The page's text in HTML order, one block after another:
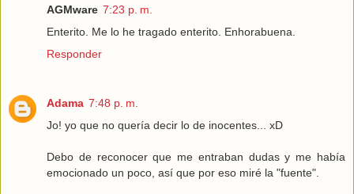
AGMware 7:23 p. m.
Enterito. Me lo he tragado enterito. Enhorabuena.
Responder
Adama 7:48 p. m.
Jo! yo que no quería decir lo de inocentes... xD
Debo de reconocer que me entraban dudas y me había
emocionado un poco, así que por eso miré la "fuente".